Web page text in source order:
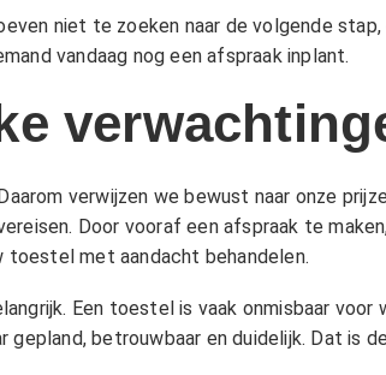
niet te zoeken naar de volgende
vandaag nog een afspraak inplant.
verwijzen we bewust naar onze
Door vooraf een afspraak te
toestel met aandacht behandelen.
Een toestel is vaak onmisbaar voor
betrouwbaar en duidelijk. Dat is